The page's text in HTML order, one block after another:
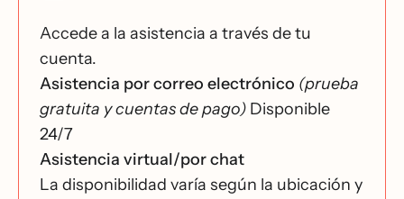
Accede a la asistencia a través de tu
cuenta.
Asistencia por correo electrónico (prueba
gratuita y cuentas de pago) Disponible
24/7
Asistencia virtual/por chat
La disponibilidad varía según la ubicación y